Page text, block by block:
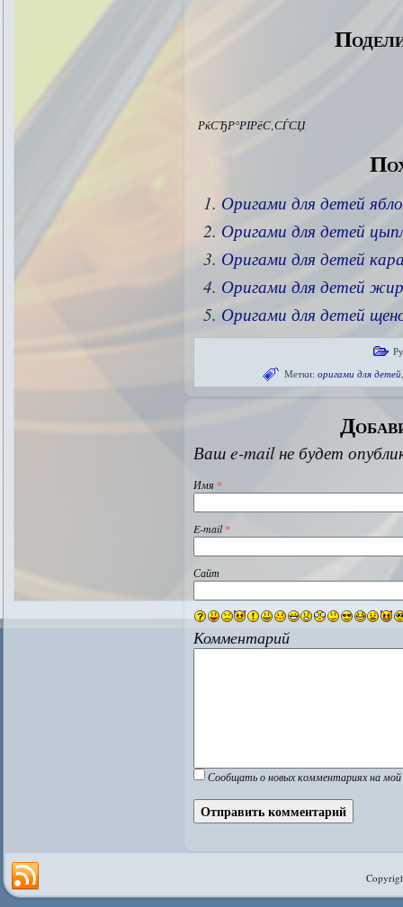
РќСЂР°РІРёС‚СЃСЏ
Оригами для детей
Оригами для детей
Оригами для детей
Оригами для детей
Оригами для детей
Метки: оригами для детей
Ваш e-mail не будет
Имя *
E-mail*
Сайт
Комментарий
Сообщать о новых комментариях на мой